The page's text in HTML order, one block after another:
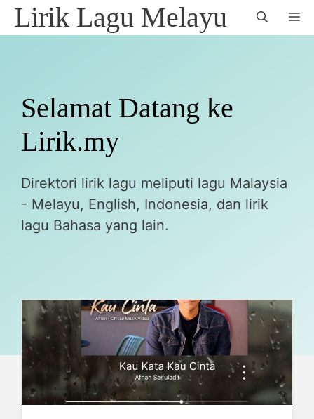
SkipLirik Lagu Melayu
Selamat Datang ke
Lirik.my
Direktori lirik lagu meliputi lagu Malaysia
- Melayu, English, Indonesia, dan lirik
lagu Bahasa yang lain.